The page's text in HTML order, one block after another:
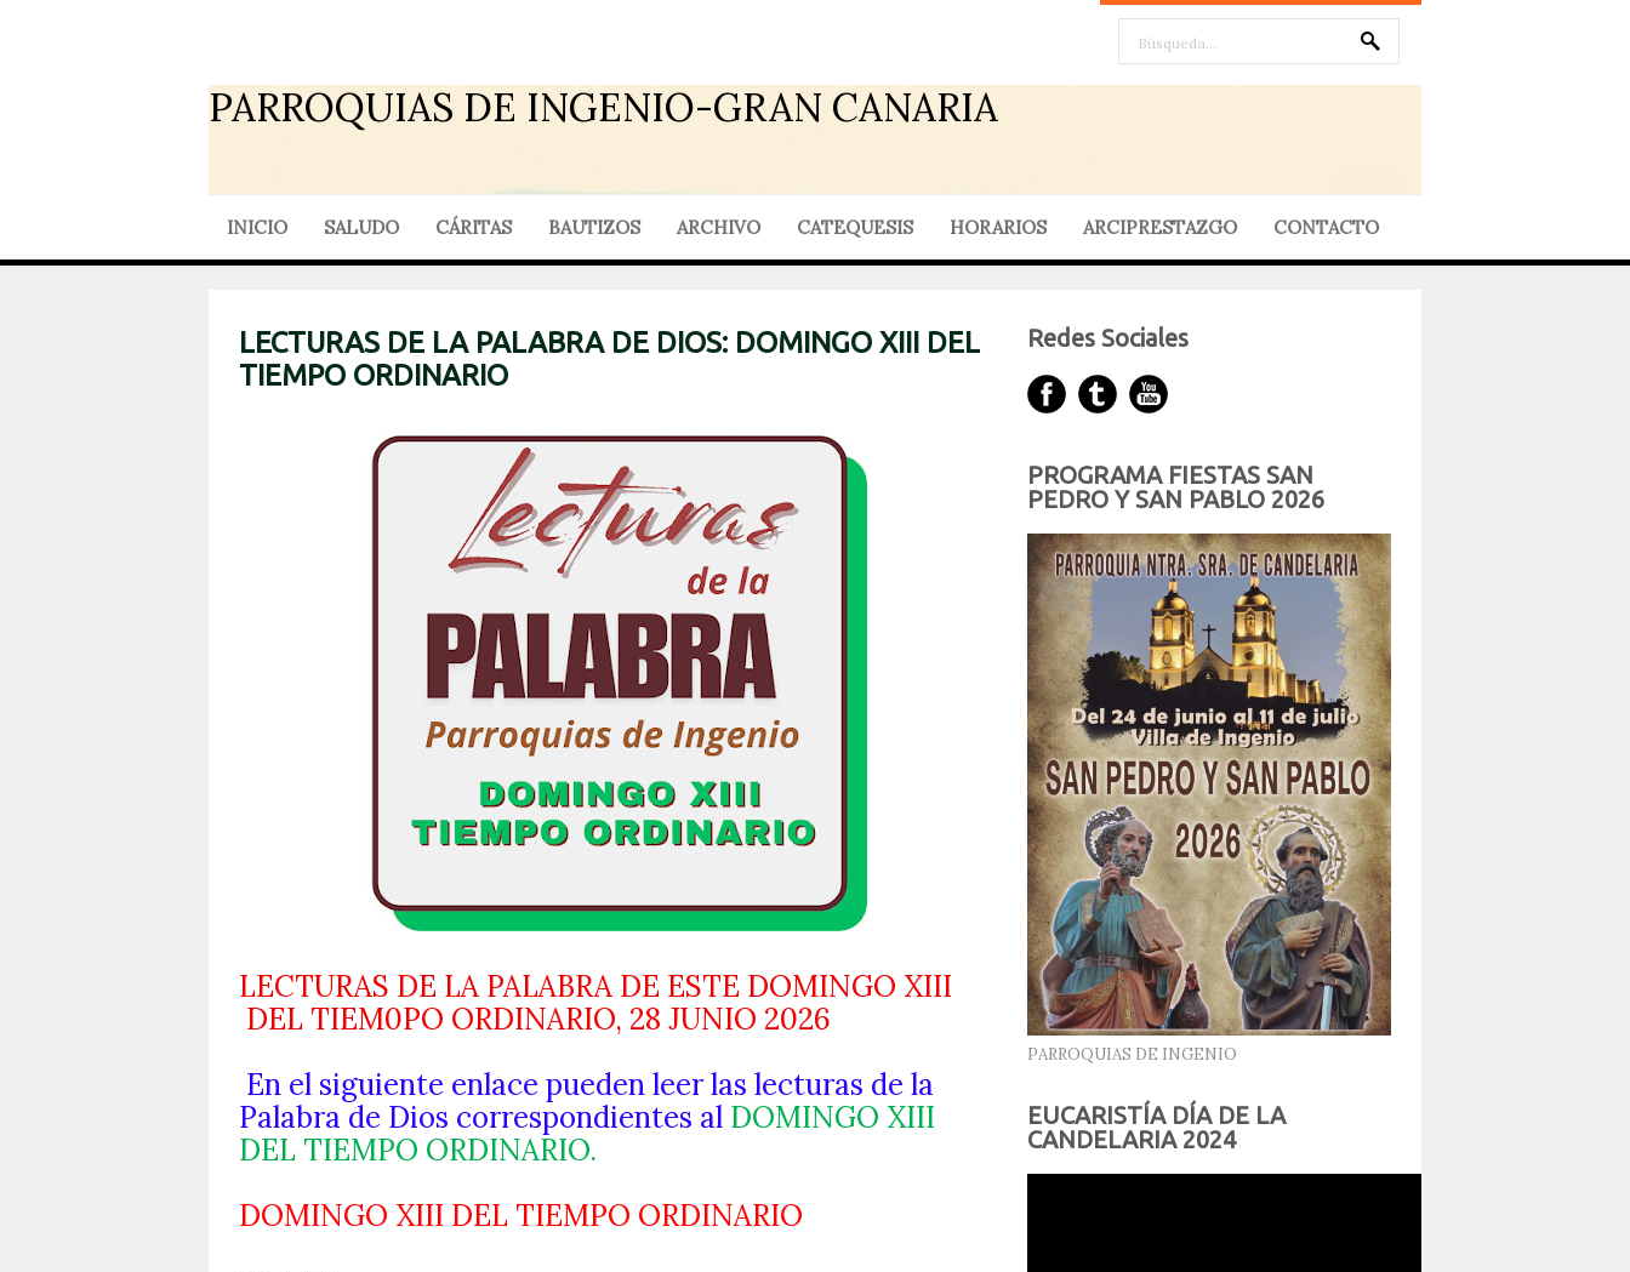
PARROQUIAS DE INGENIO-GRAN CANARIA
INICIO SALUDO CÁRITAS BAUTIZOS ARCHIVO CATEQUESIS HORARIOS ARCIPRESTAZGO CONTACTO
LECTURAS DE LA PALABRA DE DIOS: DOMINGO XIII DEL
TIEMPO ORDINARIO
LECTURAS DE LA PALABRA DE ESTE DOMINGO XIII
DEL TIEM0PO ORDINARIO, 28 JUNIO 2026
En el siguiente enlace pueden leer las lecturas de la
Palabra de Dios correspondientes al DOMINGO XIII
DEL TIEMPO ORDINARIO.
DOMINGO XIII DEL TIEMPO ORDINARIO
Redes Sociales
PROGRAMA FIESTAS SAN
PEDRO Y SAN PABLO 2026
PARROQUIAS DE INGENIO
EUCARISTÍA DÍA DE LA
CANDELARIA 2024